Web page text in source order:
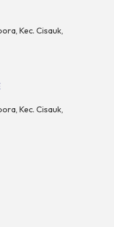
kota besar, termasuk di
Kec. Cisauk,
Kec. Cisauk,